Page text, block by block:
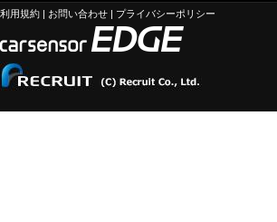
利用規約 | お問い合わせ | プライバシーポリシー